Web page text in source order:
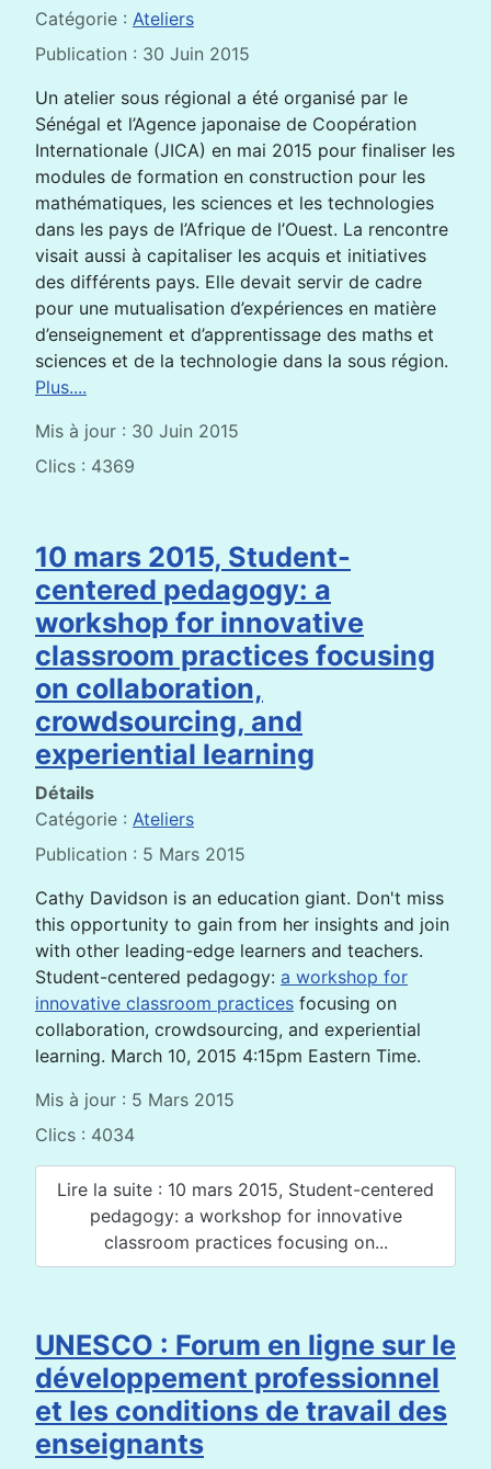
Catégorie : Ateliers
Publication : 30 Juin 2015
Un atelier sous régional a été organisé par le
Sénégal et l’Agence japonaise de Coopération
Internationale (JICA) en mai 2015 pour finaliser les
modules de formation en construction pour les
mathématiques, les sciences et les technologies
dans les pays de l’Afrique de l’Ouest. La rencontre
visait aussi à capitaliser les acquis et initiatives
des différents pays. Elle devait servir de cadre
pour une mutualisation d’expériences en matière
d’enseignement et d’apprentissage des maths et
sciences et de la technologie dans la sous région.
Plus....
Mis à jour : 30 Juin 2015
Clics : 4369
10 mars 2015, Student-
centered pedagogy: a
workshop for innovative
classroom practices focusing
on collaboration,
crowdsourcing, and
experiential learning
Détails
Catégorie : Ateliers
Publication : 5 Mars 2015
Cathy Davidson is an education giant. Don't miss
this opportunity to gain from her insights and join
with other leading-edge learners and teachers.
Student-centered pedagogy: a workshop for
innovative classroom practices focusing on
collaboration, crowdsourcing, and experiential
learning. March 10, 2015 4:15pm Eastern Time.
Mis à jour : 5 Mars 2015
Clics : 4034
Lire la suite : 10 mars 2015, Student-centered
pedagogy: a workshop for innovative
classroom practices focusing on...
UNESCO : Forum en ligne sur le
développement professionnel
et les conditions de travail des
enseignants